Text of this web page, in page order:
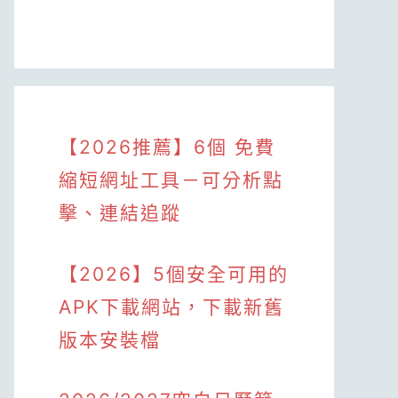
【2026推薦】6個 免費
縮短網址工具－可分析點
擊、連結追蹤
【2026】5個安全可用的
APK下載網站，下載新舊
版本安裝檔